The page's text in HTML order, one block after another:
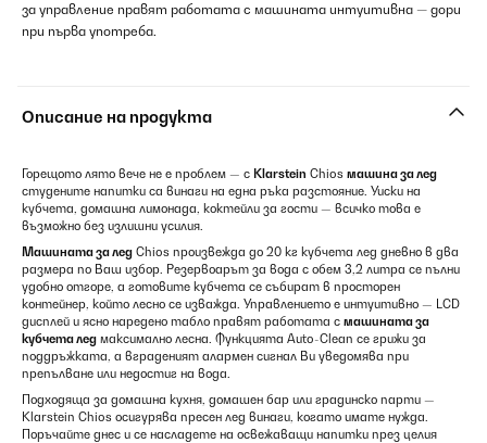
за управление правят работата с машината интуитивна — дори
при първа употреба.
Описание на продукта
Горещото лято вече не е проблем — с Klarstein Chios машина за лед
студените напитки са винаги на една ръка разстояние. Уиски на
кубчета, домашна лимонада, коктейли за гости — всичко това е
възможно без излишни усилия.
Машината за лед Chios произвежда до 20 кг кубчета лед дневно в два
размера по Ваш избор. Резервоарът за вода с обем 3,2 литра се пълни
удобно отгоре, а готовите кубчета се събират в просторен
контейнер, който лесно се изважда. Управлението е интуитивно — LCD
дисплей и ясно наредено табло правят работата с машината за
кубчета лед максимално лесна. Функцията Auto-Clean се грижи за
поддръжката, а вграденият алармен сигнал Ви уведомява при
препълване или недостиг на вода.
Подходяща за домашна кухня, домашен бар или градинско парти —
Klarstein Chios осигурява пресен лед винаги, когато имате нужда.
Поръчайте днес и се насладете на освежаващи напитки през целия